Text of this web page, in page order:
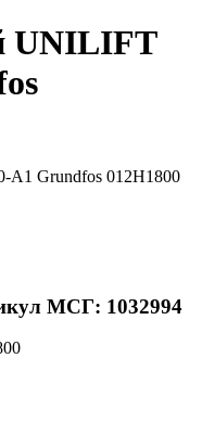
UNILIFT
МСГ: 1032994